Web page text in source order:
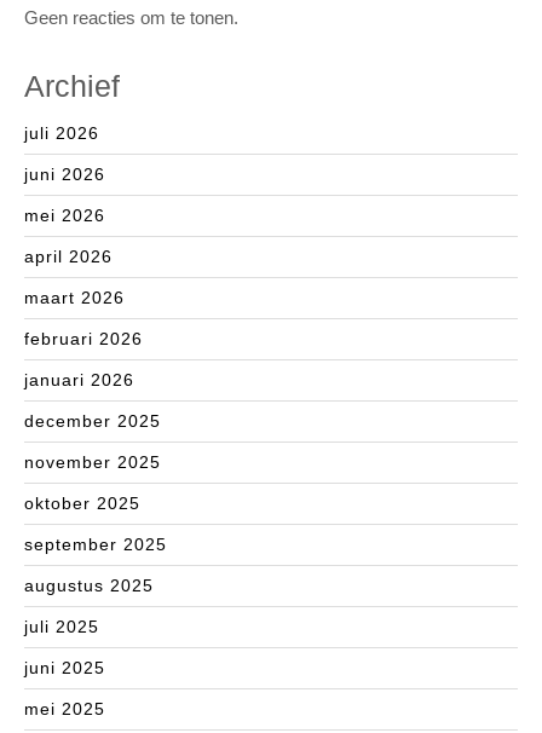
Geen reacties om te tonen.
Archief
juli 2026
juni 2026
mei 2026
april 2026
maart 2026
februari 2026
januari 2026
december 2025
november 2025
oktober 2025
september 2025
augustus 2025
juli 2025
juni 2025
mei 2025